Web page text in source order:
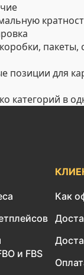
позиции для
категорий в
и FBS
Как